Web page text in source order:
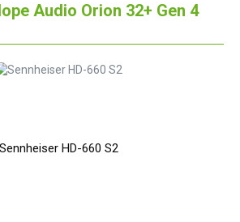
Audio Orion 32+ Gen 4
Sennheiser HD-660 S2